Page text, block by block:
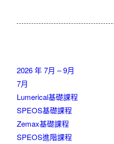
2026 年 7月 – 9月
7月
Lumerical基礎課程
SPEOS基礎課程
Zemax基礎課程
SPEOS進階課程